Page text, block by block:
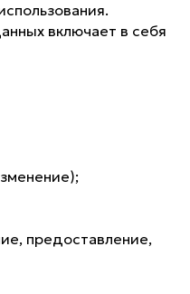
включает в себя
предоставление,